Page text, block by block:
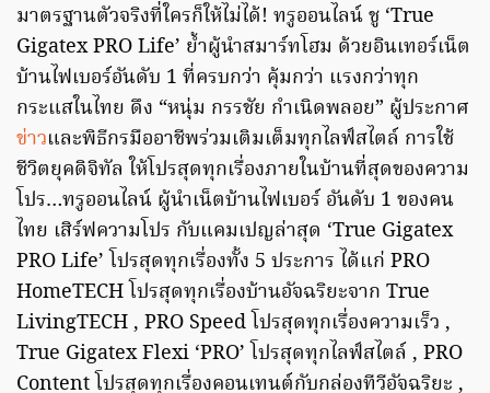
มาตรฐานตัวจริงที่ใครก็ให้ไม่ได้! ทรูออนไลน์ ชู ‘True
Gigatex PRO Life’ ย้ำผู้นำสมาร์ทโฮม ด้วยอินเทอร์เน็ต
บ้านไฟเบอร์อันดับ 1 ที่ครบกว่า คุ้มกว่า แรงกว่าทุก
กระแสในไทย ดึง “หนุ่ม กรรชัย กำเนิดพลอย” ผู้ประกาศ
ข่าวและพิธีกรมืออาชีพร่วมเติมเต็มทุกไลฟ์สไตล์ การใช้
ชีวิตยุคดิจิทัล ให้โปรสุดทุกเรื่องภายในบ้านที่สุดของความ
โปร…ทรูออนไลน์ ผู้นำเน็ตบ้านไฟเบอร์ อันดับ 1 ของคน
ไทย เสิร์ฟความโปร กับแคมเปญล่าสุด ‘True Gigatex
PRO Life’ โปรสุดทุกเรื่องทั้ง 5 ประการ ได้แก่ PRO
HomeTECH โปรสุดทุกเรื่องบ้านอัจฉริยะจาก True
LivingTECH , PRO Speed โปรสุดทุกเรื่องความเร็ว ,
True Gigatex Flexi ‘PRO’ โปรสุดทุกไลฟ์สไตล์ , PRO
Content โปรสุดทุกเรื่องคอนเทนต์กับกล่องทีวีอัจฉริยะ ,